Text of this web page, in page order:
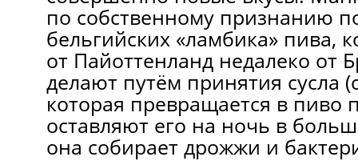
по собственному признанию
бельгийских «ламбика» пива,
от Пайоттенланд недалеко от
делают путём принятия сусла
которая превращается в пиво
оставляют его на ночь в
она собирает дрожжи и